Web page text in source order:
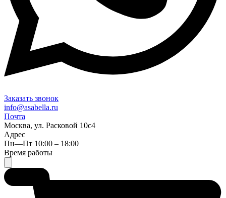
Заказать звонок
info@asabella.ru
Почта
Москва, ул. Расковой 10с4
Адрес
Пн—Пт 10:00 – 18:00
Время работы